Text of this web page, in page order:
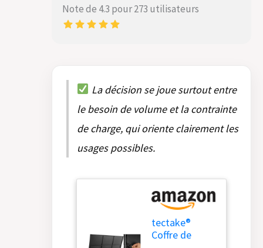
Note de 4.3 pour 273 utilisateurs
La décision se joue surtout entre
le besoin de volume et la contrainte
de charge, qui oriente clairement les
usages possibles.
tectake®
Coffre de